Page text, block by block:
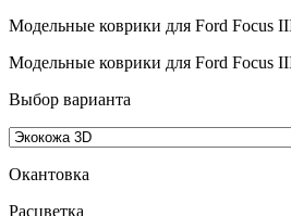
Модельные коврики для Ford Focus
Модельные коврики для Ford Focus
Выбор варианта
Окантовка
Pасцветка